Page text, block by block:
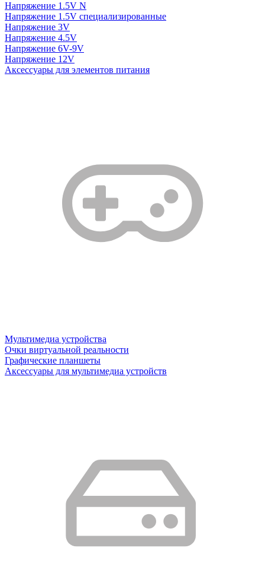
Напряжение 1.5V N
Напряжение 1.5V специализированные
Напряжение 3V
Напряжение 4.5V
Напряжение 6V-9V
Напряжение 12V
Аксессуары для элементов питания
Мультимедиа устройства
Очки виртуальной реальности
Графические планшеты
Аксессуары для мультимедиа устройств